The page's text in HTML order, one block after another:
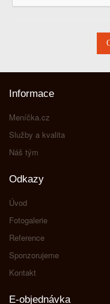
Informace
Meníčka.cz
Služby a kvalita
Náš tým
Odkazy
Úvod
Fotogalerie
Reference
Sponzorujeme
Kontakt
E-objednávka